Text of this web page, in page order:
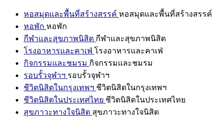
หอสมุดและพื้นที่สร้างสรรค์ หอสมุดและพื้นที่สร้างสรรค์
หอพัก หอพัก
กีฬาและสุขภาพนิสิต กีฬาและสุขภาพนิสิต
โรงอาหารและคาเฟ่ โรงอาหารและคาเฟ่
กิจกรรมและชมรม กิจกรรมและชมรม
รอบรั้วจุฬาฯ รอบรั้วจุฬาฯ
ชีวิตนิสิตในกรุงเทพฯ ชีวิตนิสิตในกรุงเทพฯ
ชีวิตนิสิตในประเทศไทย ชีวิตนิสิตในประเทศไทย
สุขภาวะทางใจนิสิต สุขภาวะทางใจนิสิต